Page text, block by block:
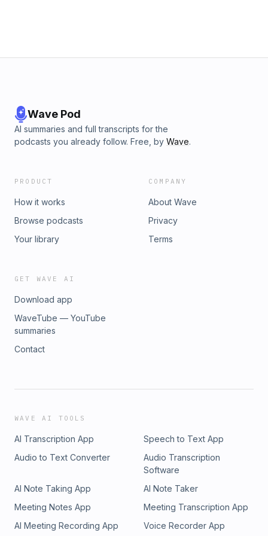
Wave Pod
AI summaries and full transcripts for the
podcasts you already follow. Free, by Wave.
PRODUCT
How it works
Browse podcasts
Your library
COMPANY
About Wave
Privacy
Terms
GET WAVE AI
Download app
WaveTube — YouTube
summaries
Contact
WAVE AI TOOLS
AI Transcription App
Speech to Text App
Audio to Text Converter
Audio Transcription
Software
AI Note Taking App
AI Note Taker
Meeting Notes App
Meeting Transcription App
AI Meeting Recording App
Voice Recorder App